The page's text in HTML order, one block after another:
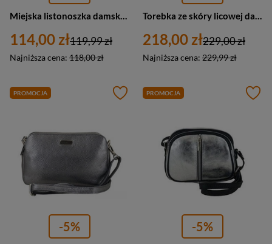
114,00 zł
Najniższa cena: 118,00 zł
119,99 zł 218,00 zł
Najniższa cena: 229,99 zł
229,00 zł
PROMOCJA
-5%
PROMOCJA
-5%